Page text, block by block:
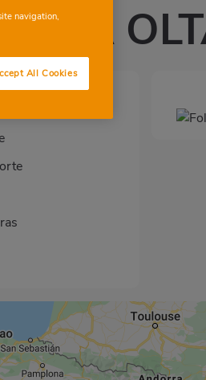
navigation,
All Cookies